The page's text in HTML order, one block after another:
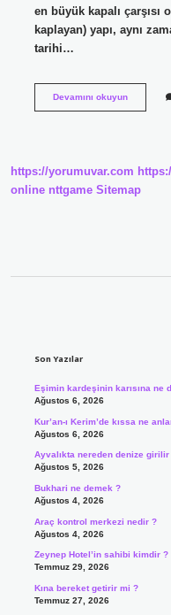
en büyük kapalı çarşısı
kaplayan) yapı, aynı
tarihi…
Devamını okuyun
Midir
https://yorumuvar.com
online nttgame Sitemap
Son Yazılar
Eşimin kardeşinin karısına ne
Ağustos 6, 2026
Kur’an-ı Kerim’de kıssa ne
Ağustos 6, 2026
Ayvalıkta nereden denize girilir
Ağustos 5, 2026
Bukhari ne demek ?
Ağustos 4, 2026
Araç kontrol merkezi nedir ?
Ağustos 4, 2026
Zeynep Hotel’in sahibi kimdir ?
Temmuz 29, 2026
Kına bereket getirir mi ?
Temmuz 27, 2026